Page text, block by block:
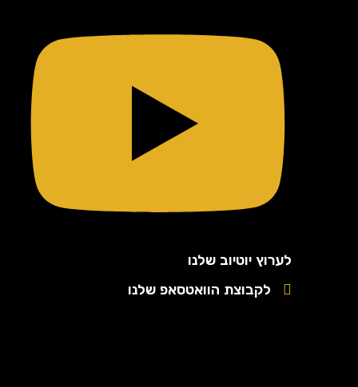
לערוץ יוטיוב שלנו
לקבוצת הוואטסאפ שלנו